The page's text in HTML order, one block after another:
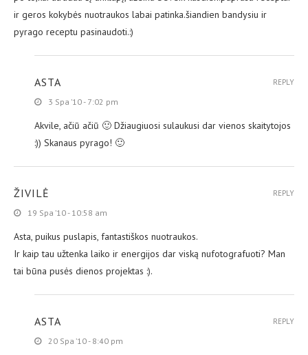
ir geros kokybės nuotraukos labai patinka.šiandien bandysiu ir
pyrago receptu pasinaudoti.:)
ASTA
3 Spa ’10 - 7:02 pm
Akvile, ačiū ačiū 🙂 Džiaugiuosi sulaukusi dar vienos skaitytojos
:)) Skanaus pyrago! 🙂
REPLY
ŽIVILĖ
19 Spa ’10 - 10:58 am
Asta, puikus puslapis, fantastiškos nuotraukos.
Ir kaip tau užtenka laiko ir energijos dar viską nufotografuoti? Man
tai būna pusės dienos projektas :).
REPLY
ASTA
20 Spa ’10 - 8:40 pm
REPLY